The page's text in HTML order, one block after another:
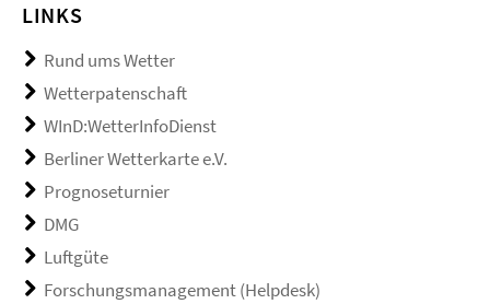
LINKS
Rund ums Wetter
Wetterpatenschaft
WInD:WetterInfoDienst
Berliner Wetterkarte e.V.
Prognoseturnier
DMG
Luftgüte
Forschungsmanagement (Helpdesk)